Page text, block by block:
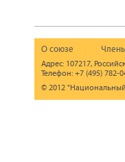
О союзе
Адрес: 107217,
Телефон: +7 (495) 782-
© 2012